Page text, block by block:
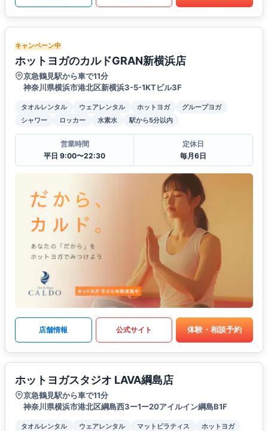
キャンペーン中
ホットヨガのカルドGRAN新横浜店
京急鶴見駅から車で11分
神奈川県横浜市港北区新横浜3-5-1KTビル3F
タオルレンタル ウェアレンタル ホットヨガ
グループヨガ
シャワー
ロッカー 水素水 駅から5分以内
営業時間
平日 9:00〜22:30
定休日
毎月6日
店舗情報 公式サイト 体験・相談予約
ホットヨガスタジオ LAVA綱島店
京急鶴見駅から車で11分
神奈川県横浜市港北区綱島西3ー1ー20アイルイン綱島B1F
タオルレンタル ウェアレンタル マットピラティス
ホットヨガ